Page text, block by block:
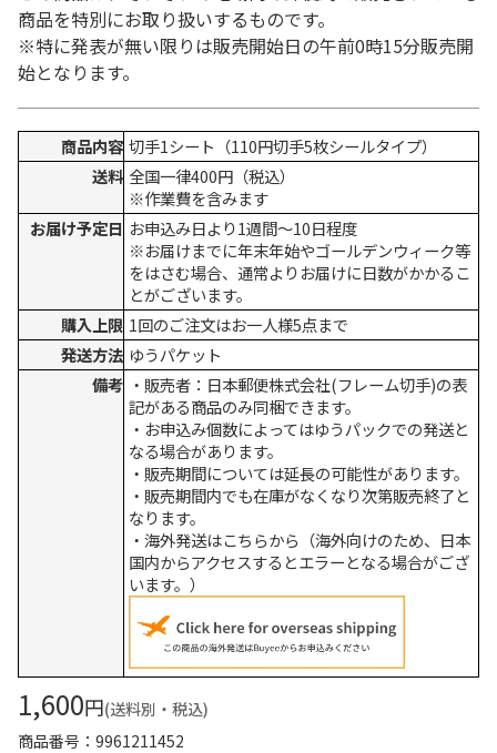
商品を特別にお取り扱いするものです。
※特に発表が無い限りは販売開始日の午前0時15分販売開
始となります。
商品内容 切手1シート（110円切手5枚シールタイプ）
送料 全国一律400円（税込）
※作業費を含みます
お届け予定日 お申込み日より1週間～10日程度
※お届けまでに年末年始やゴールデンウィーク等
をはさむ場合、通常よりお届けに日数がかかるこ
とがございます。
購入上限 1回のご注文はお一人様5点まで
発送方法 ゆうパケット
備考 ・販売者：日本郵便株式会社(フレーム切手)の表
記がある商品のみ同梱できます。
・お申込み個数によってはゆうパックでの発送と
なる場合があります。
・販売期間については延長の可能性があります。
・販売期間内でも在庫がなくなり次第販売終了と
なります。
・海外発送はこちらから（海外向けのため、日本
国内からアクセスするとエラーとなる場合がござ
います。）
1,600円(送料別・税込)
商品番号
9961211452